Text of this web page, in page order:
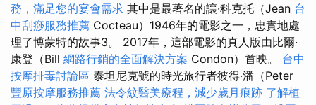
務，滿足您的宴會需求 其中是最著名的讓·科克托（Jean 台
中刮痧服務推薦 Cocteau）1946年的電影之一，忠實地處
理了博蒙特的故事3。 2017年，這部電影的真人版由比爾·
康登（Bill 網路行銷的全面解決方案 Condon）首映。 台中
按摩排毒討論區 泰坦尼克號的時光旅行者彼得·潘（Peter
豐原按摩服務推薦 法令紋醫美療程，減少歲月痕跡 了解植